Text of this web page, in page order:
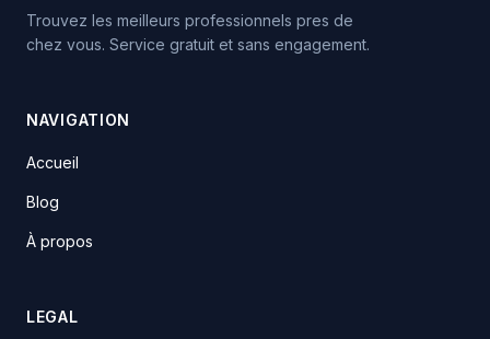
Trouvez les meilleurs professionnels pres de
chez vous. Service gratuit et sans engagement.
NAVIGATION
Accueil
Blog
À propos
LEGAL